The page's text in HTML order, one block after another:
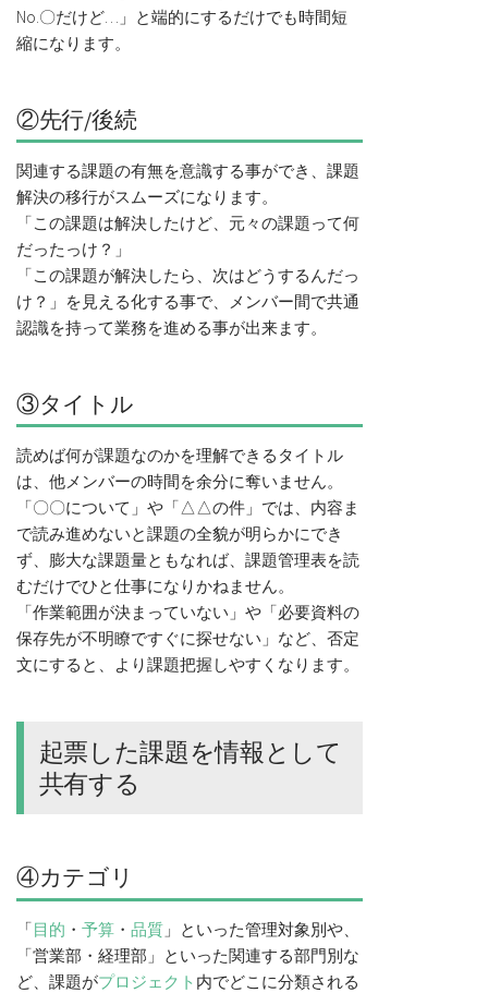
No.〇だけど…」と端的にするだけでも時間短
縮になります。
②先行/後続
関連する課題の有無を意識する事ができ、課題
解決の移行がスムーズになります。
「この課題は解決したけど、元々の課題って何
だったっけ？」
「この課題が解決したら、次はどうするんだっ
け？」を見える化する事で、メンバー間で共通
認識を持って業務を進める事が出来ます。
③タイトル
読めば何が課題なのかを理解できるタイトル
は、他メンバーの時間を余分に奪いません。
「〇〇について」や「△△の件」では、内容ま
で読み進めないと課題の全貌が明らかにでき
ず、膨大な課題量ともなれば、課題管理表を読
むだけでひと仕事になりかねません。
「作業範囲が決まっていない」や「必要資料の
保存先が不明瞭ですぐに探せない」など、否定
文にすると、より課題把握しやすくなります。
起票した課題を情報として
共有する
④カテゴリ
「目的 ・ 予算 ・ 品質 」といった管理対象別や、
「営業部・経理部」といった関連する部門別な
ど、課題がプロジェクト 内でどこに分類される